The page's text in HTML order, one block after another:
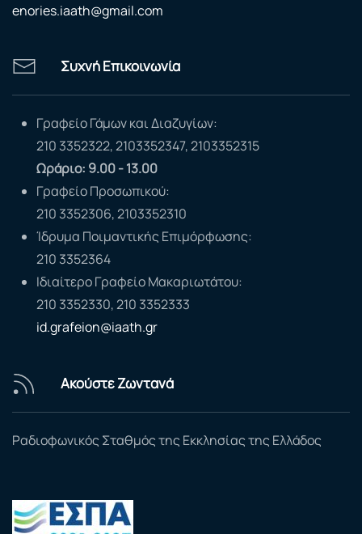
enories.iaath@gmail.com
Συχνή Επικοινωνία
Γραφείο Γάμων και Διαζυγίων:
210 3352322, 2103352347, 2103352315
Ωράριο: 9.00 - 13.00
Γραφείο Προσωπικού:
210 3352306, 2103352310
Ίδρυμα Ποιμαντικής Επιμόρφωσης:
210 3352364
Ιδιαίτερο Γραφείο Μακαριωτάτου:
210 3352330, 210 3352333
id.grafeion@iaath.gr
Ακούστε Ζωντανά
Ραδιοφωνικός Σταθμός της Εκκλησίας της Ελλάδος